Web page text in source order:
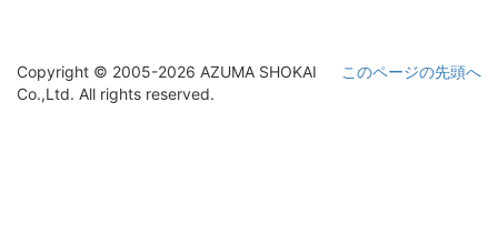
このページの先頭へ
Copyright © 2005-2026 AZUMA SHOKAI
Co.,Ltd. All rights reserved.